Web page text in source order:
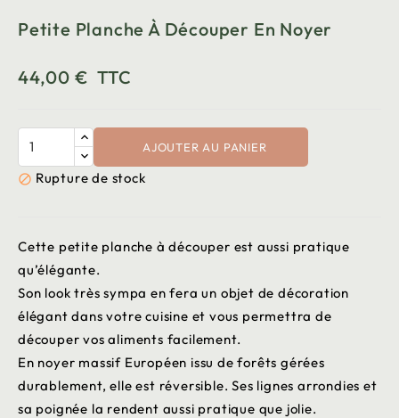
Petite Planche À Découper En Noyer
44,00 € TTC
AJOUTER AU PANIER
 Rupture de stock
Cette petite planche à découper est aussi pratique
qu’élégante.
Son look très sympa en fera un objet de décoration
élégant dans votre cuisine et vous permettra de
découper vos aliments facilement.
En noyer massif Européen issu de forêts gérées
durablement, elle est réversible. Ses lignes arrondies et
sa poignée la rendent aussi pratique que jolie.